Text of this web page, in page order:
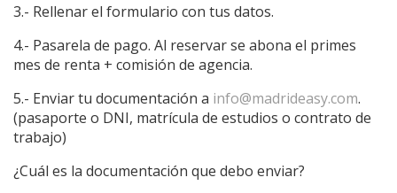
3.- Rellenar el formulario con tus datos.
4.- Pasarela de pago. Al reservar se abona el primes
mes de renta + comisión de agencia.
5.- Enviar tu documentación a info@madrideasy.com.
(pasaporte o DNI, matrícula de estudios o contrato de
trabajo)
¿Cuál es la documentación que debo enviar?